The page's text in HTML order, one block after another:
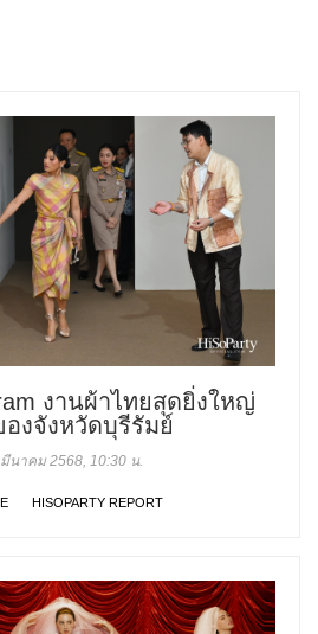
งานผ้าไทยสุดยิ่งใหญ่
งจังหวัดบุรีรัมย์
นาคม 2568, 10:30 น.
HISOPARTY REPORT